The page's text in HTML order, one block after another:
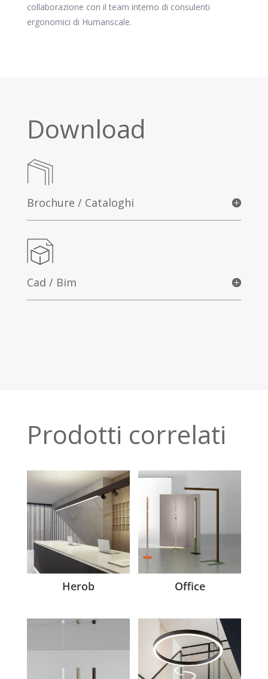
collaborazione con il team interno di consulenti
ergonomici di Humanscale.
Download
Brochure / Cataloghi
Cad / Bim
Prodotti correlati
Herob Office